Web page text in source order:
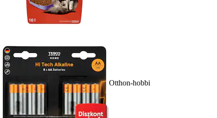
Otthon-hobbi